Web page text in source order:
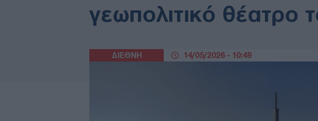
γεωπολιτικό θέατρο
ΔΙΕΘΝΗ 14/05/2026 - 10:49